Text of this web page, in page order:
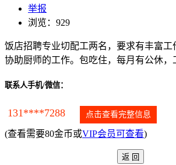
举报
浏览：929
饭店招聘专业切配工两名，要求有丰富工
协助厨师的工作。包吃住，每月有公休，
联系人手机/微信：
131****7288 点击查看完整信息
(查看需要80金币或VIP会员可查看)